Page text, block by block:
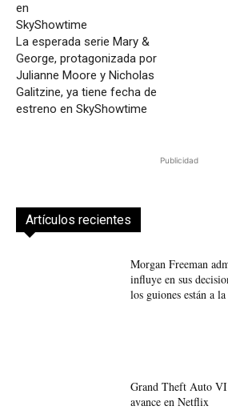
La esperada serie Mary &
George, protagonizada por
Julianne Moore y Nicholas
Galitzine, ya tiene fecha de
estreno en SkyShowtime
Publicidad
Artículos recientes
Morgan Freeman
influye en sus
los guiones están a
Grand Theft Auto VI
avance en Netflix